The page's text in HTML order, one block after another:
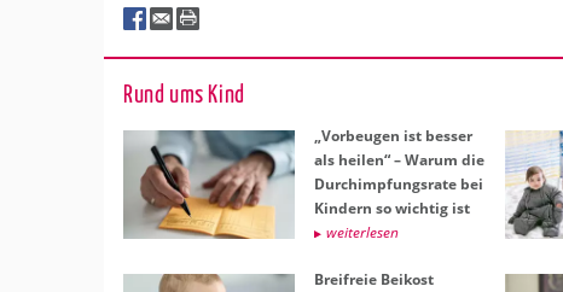
Rund ums Kind
„Vor­beu­gen ist bes­ser
als hei­len“ – Warum die
Durch­imp­fungs­ra­te bei
Kin­dern so wich­tig ist
wei­ter­le­sen
Breifreie Bei­kost